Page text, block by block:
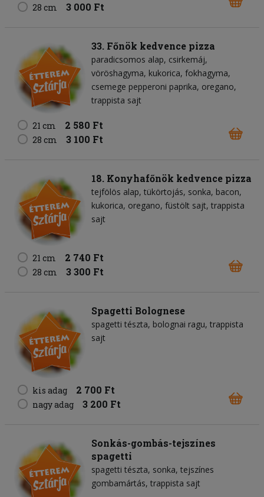
28 cm 3 000 Ft
33. Főnök kedvence pizza
paradicsomos alap csirkemáj
vöröshagyma kukorica fokhagyma
csemege pepperoni paprika oregano
trappista sajt
21 cm 2 580 Ft
28 cm 3 100 Ft
18. Konyhafőnök kedvence pizza
tejfölös alap tükörtojás sonka bacon
kukorica oregano füstölt sajt trappista
sajt
21 cm 2 740 Ft
28 cm 3 300 Ft
Spagetti Bolognese
spagetti tészta bolognai ragu trappista
sajt
kis adag 2 700 Ft
nagy adag 3 200 Ft
Sonkás-gombás-tejszínes
spagetti
spagetti tészta sonka tejszínes
gombamártás trappista sajt